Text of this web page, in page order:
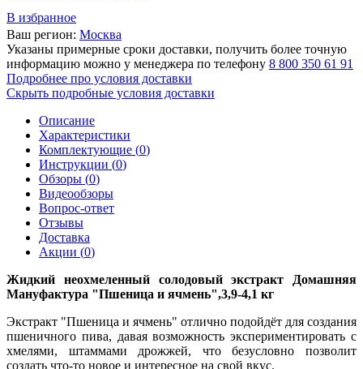
В избранное
Ваш регион: Москва
Указаны примерные сроки доставки, получить более точную
информацию можно у менеджера по телефону 8 800 350 61 91
Подробнее про условия доставки
Скрыть подробные условия доставки
Описание
Характеристики
Комплектующие (0)
Инструкции (0)
Обзоры (0)
Видеообзоры
Вопрос-ответ
Отзывы
Доставка
Акции (0)
Жидкий неохмеленный солодовый экстракт Домашняя
Мануфактура "Пшеница и ячмень",3,9-4,1 кг
Экстракт "Пшеница и ячмень" отлично подойдёт для создания
пшеничного пива, давая возможность экспериментировать с
хмелями, штаммами дрожжей, что безусловно позволит
создать что-то новое и интересное на свой вкус.